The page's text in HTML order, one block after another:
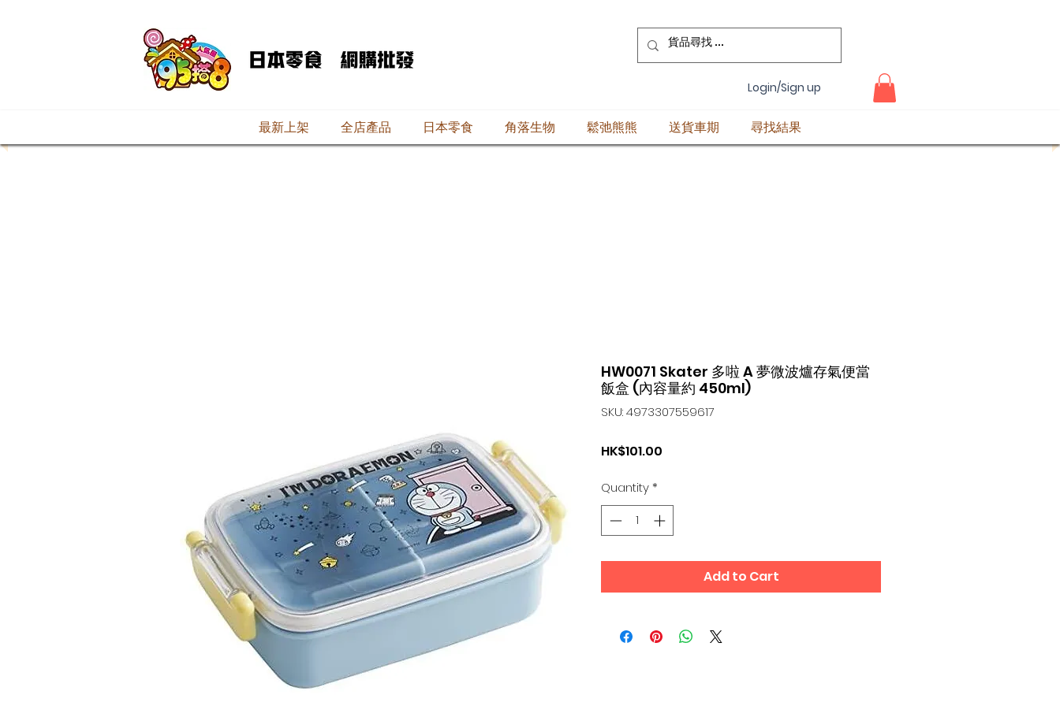
Login/Sign up
最新上架 全店產品 日本零食 角落生物 鬆弛熊熊 送貨車期 尋找結果
HW0071 Skater 多啦 A 夢微波爐存氣便當
飯盒 (內容量約 450ml)
SKU: 4973307559617
HK$101.00
Quantity*
Add to Cart